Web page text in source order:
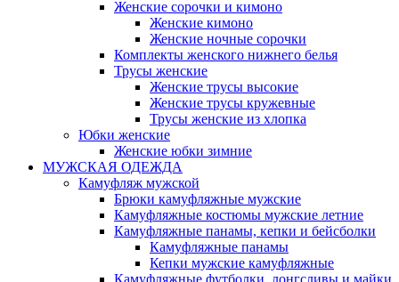
Женские сорочки и кимоно
Женские кимоно
Женские ночные сорочки
Комплекты женского нижнего белья
Трусы женские
Женские трусы высокие
Женские трусы кружевные
Трусы женские из хлопка
Юбки женские
Женские юбки зимние
МУЖСКАЯ ОДЕЖДА
Камуфляж мужской
Брюки камуфляжные мужские
Камуфляжные костюмы мужские летние
Камуфляжные панамы, кепки и бейсболки
Камуфляжные панамы
Кепки мужские камуфляжные
Камуфляжные футболки, лонгсливы и майки